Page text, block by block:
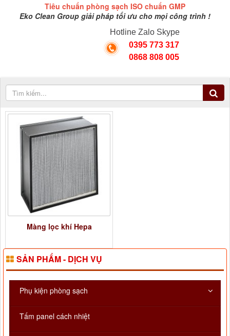
Tiêu chuẩn phòng sạch ISO chuẩn GMP
Eko Clean Group giải pháp tối ưu cho mọi công trình !
Hotline Zalo Skype
0395 773 317
0868 808 005
Màng lọc khí Hepa
SẢN PHẨM - DỊCH VỤ
Phụ kiện phòng sạch
Tấm panel cách nhiệt